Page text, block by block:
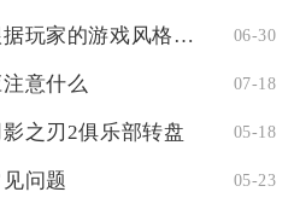
无尽的拉格朗日如何根据玩家的游戏风格为拉格朗日战机孢子加点 06-30
意什么 07-18
之刃2俱乐部转盘 05-18
问题 05-23